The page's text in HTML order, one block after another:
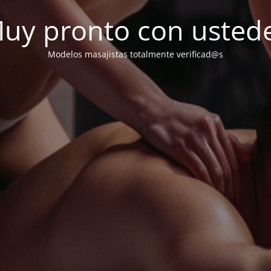
pronto con
Modelos masajistas totalmente verificad@s